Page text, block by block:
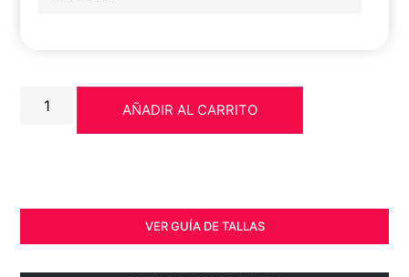
AÑADIR AL CARRITO
VER GUÍA DE TALLAS